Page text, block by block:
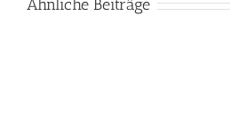
Ähnliche Beiträge